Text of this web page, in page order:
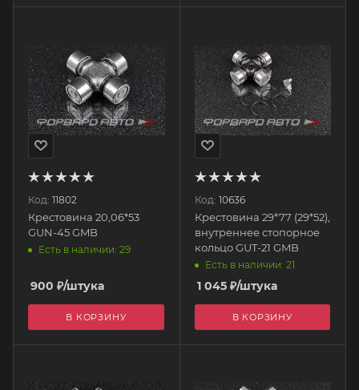
Код: 11802
Крестовина 20,06*53
GUN-45 GMB
Есть в наличии: 29
900 ₽/штука
В КОРЗИНУ
Код: 10636
Крестовина 29*77 (29*52),
внутреннее стопорное
кольцо GUT-21 GMB
Есть в наличии: 21
1 045₽/штука
В КОРЗИНУ